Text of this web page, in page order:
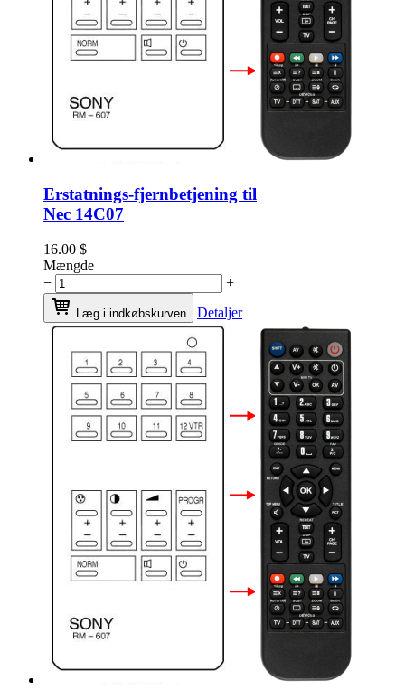
Erstatnings-fjernbetjening til
Nec 14C07
16.00 $
Mængde
−
+
Læg i indkøbskurven Detaljer